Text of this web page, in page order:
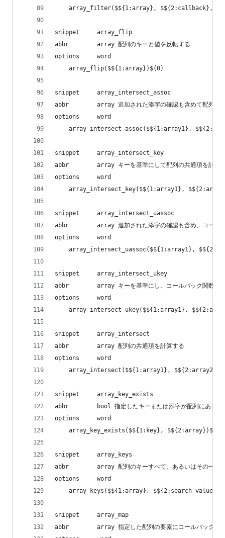
array_filter($${1:array}, $${2:callback},
snippet     array_flip
abbr        array 配列のキーと値を反転する
options     word
    array_flip($${1:array})${0}
snippet     array_intersect_assoc
abbr        array 追加された添字の確認も含めて配列の共
options     word
array_intersect_assoc($${1:array1},
snippet     array_intersect_key
abbr        array キーを基準にして配列の共通項を計算
options     word
array_intersect_key($${1:array1},
snippet     array_intersect_uassoc
abbr        array 追加された添字の確認も含め、コールバ
options     word
array_intersect_uassoc($${1:array1},
snippet     array_intersect_ukey
abbr        array キーを基準にし、コールバック関数を用
options     word
array_intersect_ukey($${1:array1},
snippet     array_intersect
abbr        array 配列の共通項を計算する
options     word
array_intersect($${1:array1}, $${2:array2},
snippet     array_key_exists
abbr        bool 指定したキーまたは添字が配列にあるか
options     word
    array_key_exists($${1:key}, $${2:array})${0}
snippet     array_keys
abbr        array 配列のキーすべて、あるいはその一部
options     word
array_keys($${1:array}, $${2:search_value =
snippet     array_map
abbr        array 指定した配列の要素にコールバック関数